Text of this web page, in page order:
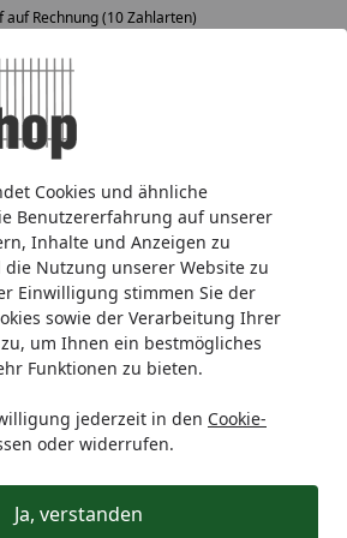
Cookies und ähnliche
Benutzererfahrung auf unserer
Inhalte und Anzeigen zu
Nutzung unserer Website zu
Einwilligung stimmen Sie der
sowie der Verarbeitung Ihrer
um Ihnen ein bestmögliches
Funktionen zu bieten.
jederzeit in den Cookie-
oder widerrufen.
Ja, verstanden
auf Rechnung (10 Zahlarten)
TraumGarten ARZAGO